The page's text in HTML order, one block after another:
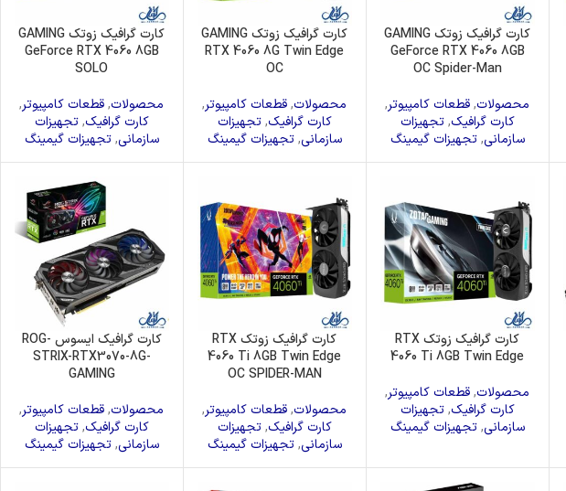
کارت گرافیک زوتک GAMING
GeForce RTX 4060 8GB
OC Spider-Man
محصولات,قطعات کامپیوتر,
کارت گرافیک,تجهیزات
سازمانی,تجهیزات گیمینگ
کارت گرافیک زوتک GAMING
RTX 4060 8G Twin Edge
OC
محصولات,قطعات کامپیوتر,
کارت گرافیک,تجهیزات
سازمانی,تجهیزات گیمینگ
کارت گرافیک زوتک GAMING
GeForce RTX 4060 8GB
SOLO
محصولات,قطعات کامپیوتر,
کارت گرافیک,تجهیزات
سازمانی,تجهیزات گیمینگ
کارت گرافیک زوتک RTX
4060 Ti 8GB Twin Edge
محصولات,قطعات کامپیوتر,
کارت گرافیک,تجهیزات
سازمانی,تجهیزات گیمینگ
کارت گرافیک زوتک RTX
4060 Ti 8GB Twin Edge
OC SPIDER-MAN
محصولات,قطعات کامپیوتر,
کارت گرافیک,تجهیزات
سازمانی,تجهیزات گیمینگ
کارت گرافیک ایسوس ROG-
STRIX-RTX3070-8G-
GAMING
محصولات,قطعات کامپیوتر,
کارت گرافیک,تجهیزات
سازمانی,تجهیزات گیمینگ